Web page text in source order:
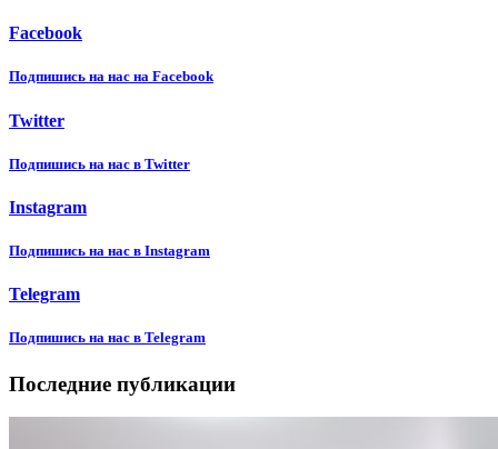
Facebook
Подпишиcь на нас на Facebook
Twitter
Подпишиcь на нас в Twitter
Instagram
Подпишиcь на нас в Instagram
Telegram
Подпишиcь на нас в Telegram
Последние публикации